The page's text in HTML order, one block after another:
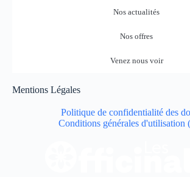
Nos actualités
Nos offres
Venez nous voir
Mentions Légales
Politique de confidentialité des
Conditions générales d'utilisation